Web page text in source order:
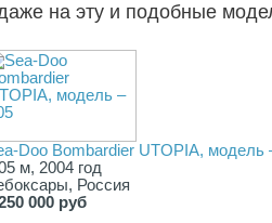
на эту и подобные
Doo Bombardier UTOPIA, модель
м, 2004 год
Россия
000 руб